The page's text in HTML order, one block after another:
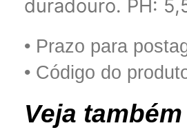
duradouro. PH:
• Prazo para
• Código do
Veja também